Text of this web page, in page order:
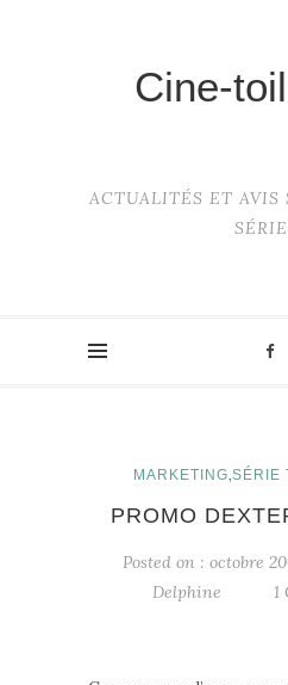
Cine-
ACTUALITÉS ET AVIS
MARKETING,SÉRIE
PROMO
Posted on : octobre
Delphine
1